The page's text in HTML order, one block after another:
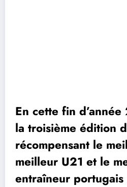
En cette fin
la troisième édition
récompensant le
meilleur U21 et le
entraîneur portugais